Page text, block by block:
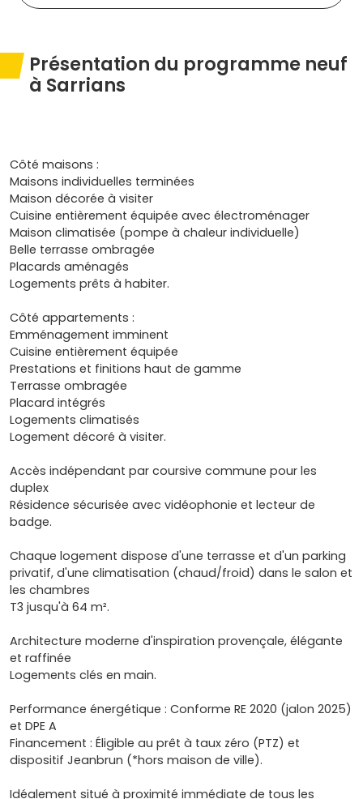
Présentation du programme neuf
à Sarrians
Côté maisons :
Maisons individuelles terminées
Maison décorée à visiter
Cuisine entièrement équipée avec électroménager
Maison climatisée (pompe à chaleur individuelle)
Belle terrasse ombragée
Placards aménagés
Logements prêts à habiter.
Côté appartements :
Emménagement imminent
Cuisine entièrement équipée
Prestations et finitions haut de gamme
Terrasse ombragée
Placard intégrés
Logements climatisés
Logement décoré à visiter.
Accès indépendant par coursive commune pour les
duplex
Résidence sécurisée avec vidéophonie et lecteur de
badge.
Chaque logement dispose d'une terrasse et d'un parking
privatif, d'une climatisation (chaud/froid) dans le salon et
les chambres
T3 jusqu'à 64 m².
Architecture moderne d'inspiration provençale, élégante
et raffinée
Logements clés en main.
Performance énergétique : Conforme RE 2020 (jalon 2025)
et DPE A
Financement : Éligible au prêt à taux zéro (PTZ) et
dispositif Jeanbrun (*hors maison de ville).
Idéalement situé à proximité immédiate de tous les